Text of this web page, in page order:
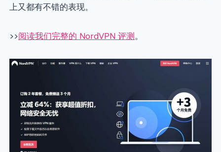
上又都有不错的表现。
>>阅读我们完整的 NordVPN 评测。